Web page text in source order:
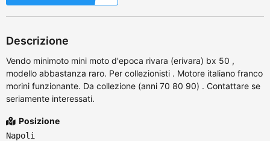
Descrizione
Vendo minimoto mini moto d'epoca rivara (erivara) bx 50 ,
modello abbastanza raro. Per collezionisti . Motore italiano franco
morini funzionante. Da collezione (anni 70 80 90) . Contattare se
seriamente interessati.
Posizione
Napoli